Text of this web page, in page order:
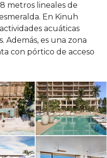
metros lineales de
En Kinuh
acuáticas
Además, es una zona
con pórtico de acceso